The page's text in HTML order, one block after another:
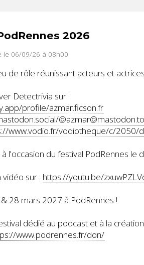
2026
le 06/09/26 à 08h00
de rôle réunissant acteurs et
Detectrivia sur :
profile/azmar.ficson.fr
www.vodio.fr/vodiotheque/c/2050/
l'occasion du festival PodRennes le
vidéo sur : https://youtu.be/
28 mars 2027 à PodRennes !
dédié au podcast et à la
www.podrennes.fr/don/